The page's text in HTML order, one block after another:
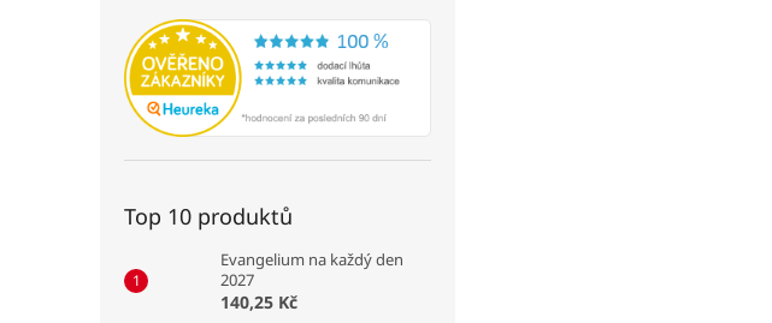
Top 10 produktů
Evangelium na každý den
2027
140,25 Kč